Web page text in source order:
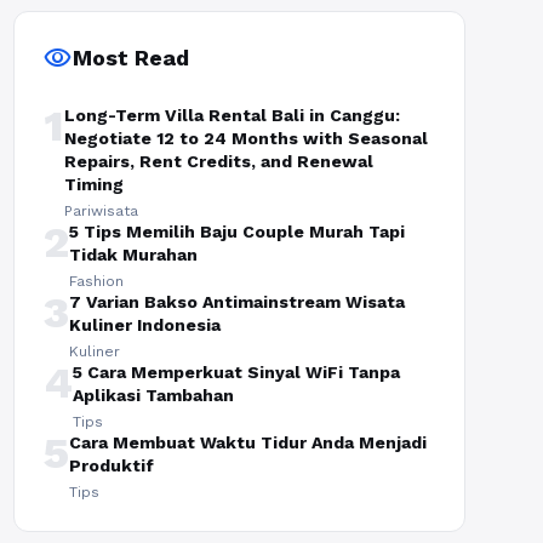
visibilityMost Read
1 Long-Term Villa Rental Bali in Canggu:
Negotiate 12 to 24 Months with Seasonal
Repairs, Rent Credits, and Renewal
Timing
Pariwisata
25 Tips Memilih Baju Couple Murah Tapi
Tidak Murahan
Fashion
37 Varian Bakso Antimainstream Wisata
Kuliner Indonesia
Kuliner
45 Cara Memperkuat Sinyal WiFi Tanpa
Aplikasi Tambahan
Tips
5Cara Membuat Waktu Tidur Anda Menjadi
Produktif
Tips